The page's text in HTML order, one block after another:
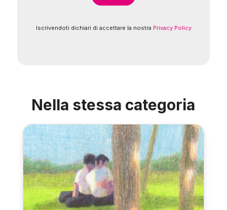
Iscrivendoti dichiari di accettare la nostra Privacy Policy
Nella stessa categoria